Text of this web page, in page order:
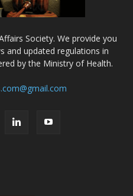
Society. We provide you
and updated regulations in
by the Ministry of Health.